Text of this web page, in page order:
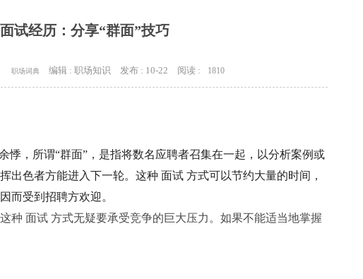
面试经历：分享“群面”技巧
职场词典 编辑 : 职场知识 发布 : 10-22 阅读 : 1810
悸，所谓“群面”，是指将数名应聘者召集在一起，以分析案例或
出色者方能进入下一轮。这种 面试 方式可以节约大量的时间，
而受到招聘方欢迎。
面试 方式无疑要承受竞争的巨大压力。如果不能适当地掌握